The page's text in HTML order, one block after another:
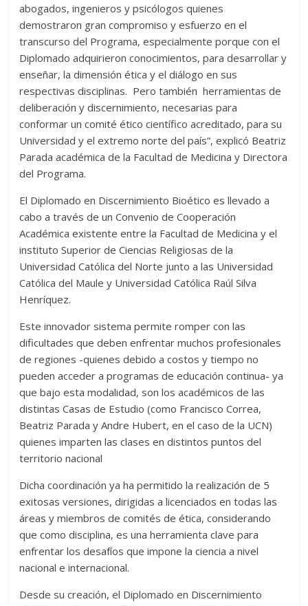
abogados, ingenieros y psicólogos quienes
demostraron gran compromiso y esfuerzo en el
transcurso del Programa, especialmente porque con el
Diplomado adquirieron conocimientos, para desarrollar y
enseñar, la dimensión ética y el diálogo en sus
respectivas disciplinas. Pero también herramientas de
deliberación y discernimiento, necesarias para
conformar un comité ético científico acreditado, para su
Universidad y el extremo norte del país”, explicó Beatriz
Parada académica de la Facultad de Medicina y Directora
del Programa.
El Diplomado en Discernimiento Bioético es llevado a
cabo a través de un Convenio de Cooperación
Académica existente entre la Facultad de Medicina y el
instituto Superior de Ciencias Religiosas de la
Universidad Católica del Norte junto a las Universidad
Católica del Maule y Universidad Católica Raúl Silva
Henríquez.
Este innovador sistema permite romper con las
dificultades que deben enfrentar muchos profesionales
de regiones -quienes debido a costos y tiempo no
pueden acceder a programas de educación continua- ya
que bajo esta modalidad, son los académicos de las
distintas Casas de Estudio (como Francisco Correa,
Beatriz Parada y Andre Hubert, en el caso de la UCN)
quienes imparten las clases en distintos puntos del
territorio nacional
Dicha coordinación ya ha permitido la realización de 5
exitosas versiones, dirigidas a licenciados en todas las
áreas y miembros de comités de ética, considerando
que como disciplina, es una herramienta clave para
enfrentar los desafíos que impone la ciencia a nivel
nacional e internacional.
Desde su creación, el Diplomado en Discernimiento